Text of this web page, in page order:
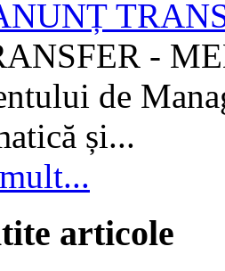
-
de
și...
articole